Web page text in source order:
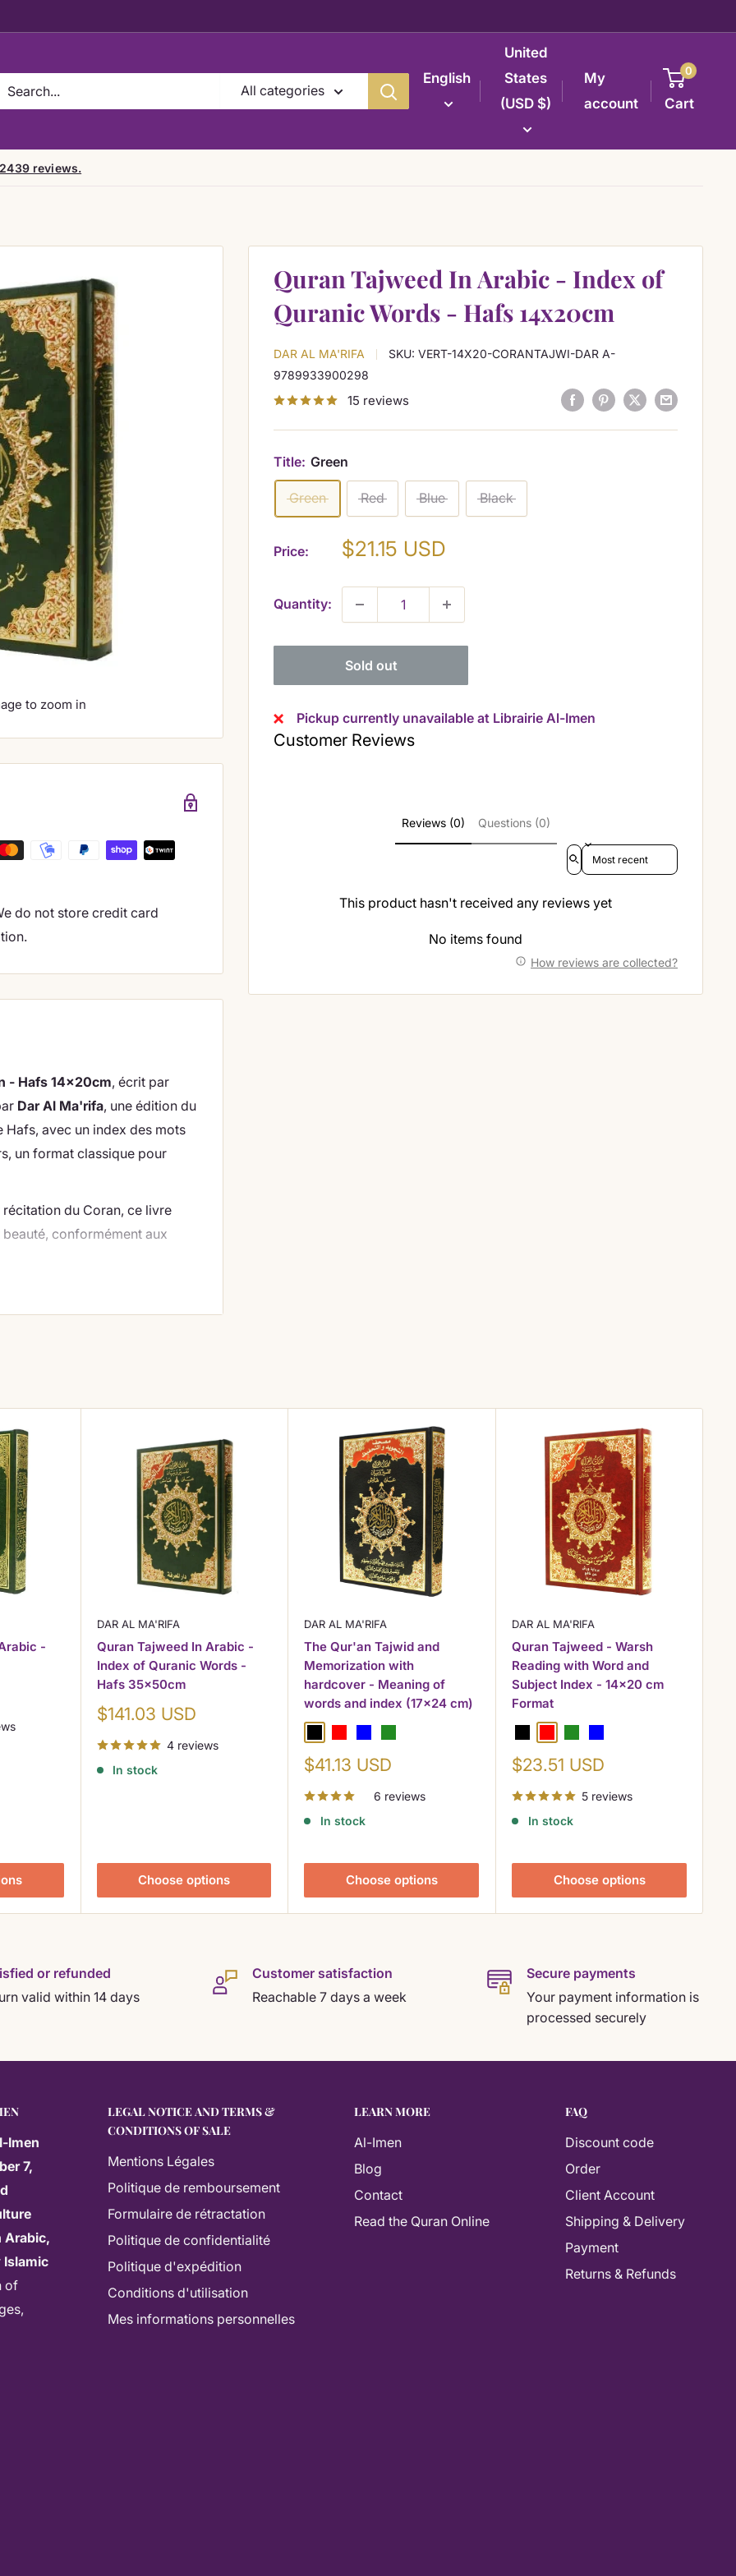
All categories
English
United
States
(USD $)
My
account
0
Cart
reviews.
to zoom in
Quran Tajweed In Arabic - Index of
Quranic Words - Hafs 14x20cm
DAR AL MA'RIFA SKU:VERT-14X20-CORANTAJWI-DAR A-
9789933900298
15 reviews
Title: Green
Green Red Blue Black
Price:
Sale
$21.15 USD
Quantity:
Sold out
Pickup currently unavailable at Librairie Al-Imen
Customer Reviews
Reviews (0) Questions (0)
Sort reviews by
This product hasn't received any reviews yet
No items found
How reviews are collected?
do not store credit card
- Hafs 14x20cm, écrit par
Dar Al Ma'rifa, une édition du
avec un index des mots
un format classique pour
du Coran, ce livre
conformément aux
14x20cm et publie par les
claire et accessible
islamique. Ce livre
de codage temporel et
à 3 catégories de
corrects pendant la récitation
approfondie des
coranique sur votre
explorez les explications
et écoutez la traduction en
-
DAR AL MA'RIFA
Quran Tajweed In Arabic -
Index of Quranic Words -
Hafs 35x50cm
Sale
$141.03 USD
4 reviews
In stock
Choose options
DAR AL MA'RIFA
The Qur'an Tajwid and
Memorization with
hardcover - Meaning of
words and index (17x24 cm)
Sale
$41.13 USD
6 reviews
In stock
Choose options
DAR AL MA'RIFA
Quran Tajweed - Warsh
Reading with Word and
Subject Index - 14x20 cm
Format
Sale
$23.51 USD
5 reviews
In stock
Choose options
or refunded
valid within 14 days
Customer satisfaction
Reachable 7 days a week
Secure payments
Your payment information is
processed securely
Imen
7,
Arabic,
Islamic
of
LEGAL NOTICE AND TERMS &
CONDITIONS OF SALE
Mentions Légales
Politique de remboursement
Formulaire de rétractation
Politique de confidentialité
Politique d'expédition
Conditions d'utilisation
Mes informations personnelles
LEARN MORE
Al-Imen
Blog
Contact
Read the Quran Online
FAQ
Discount code
Order
Client Account
Shipping & Delivery
Payment
Returns & Refunds
As-salamu alaykum! How can I help you